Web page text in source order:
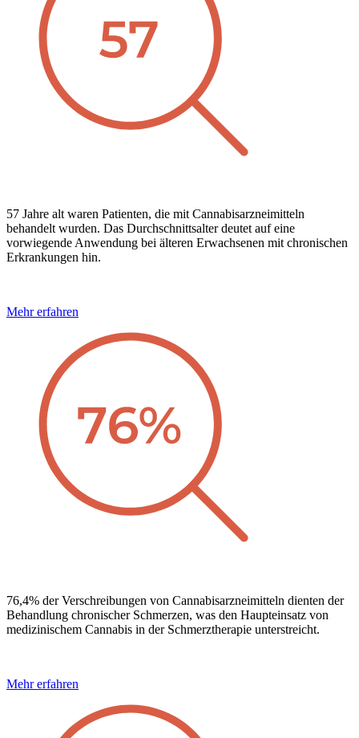
57 Jahre alt waren Patienten, die mit Cannabisarzneimitteln
behandelt wurden. Das Durchschnittsalter deutet auf eine
vorwiegende Anwendung bei älteren Erwachsenen mit chronischen
Erkrankungen hin.
Mehr erfahren
76,4% der Verschreibungen von Cannabisarzneimitteln dienten der
Behandlung chronischer Schmerzen, was den Haupteinsatz von
medizinischem Cannabis in der Schmerztherapie unterstreicht.
Mehr erfahren